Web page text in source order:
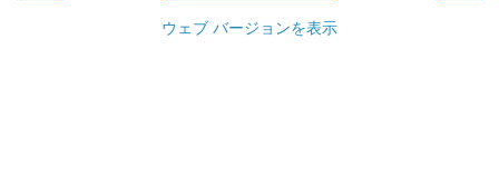
ウェブ バージョンを表示